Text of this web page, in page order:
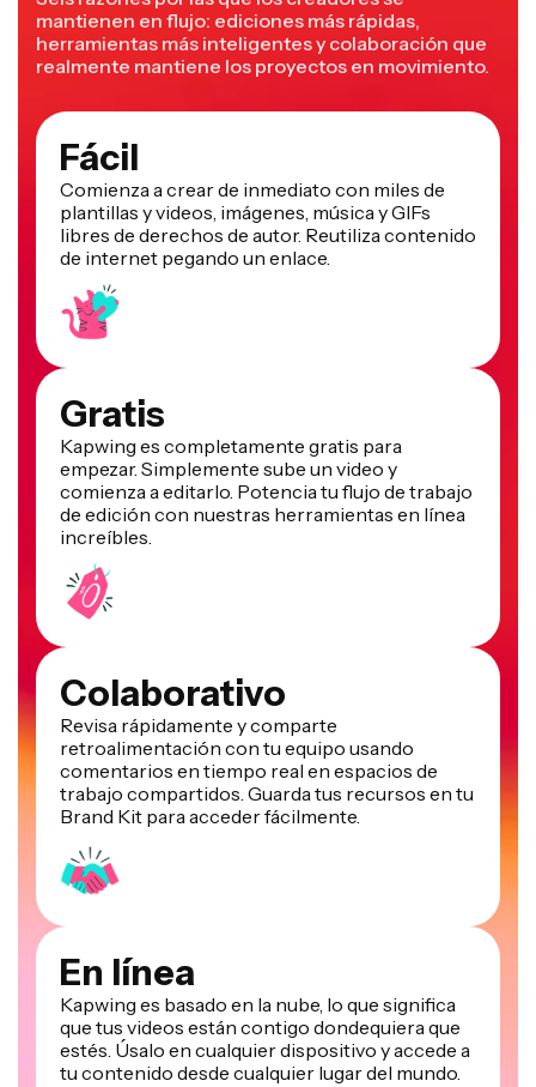
mantienen en flujo: ediciones más rápidas,
herramientas más inteligentes y colaboración que
realmente mantiene los proyectos en movimiento.
Fácil
Comienza a crear de inmediato con miles de
plantillas y videos, imágenes, música y GIFs
libres de derechos de autor. Reutiliza contenido
de internet pegando un enlace.
Gratis
Kapwing es completamente gratis para
empezar. Simplemente sube un video y
comienza a editarlo. Potencia tu flujo de trabajo
de edición con nuestras herramientas en línea
increíbles.
Colaborativo
Revisa rápidamente y comparte
retroalimentación con tu equipo usando
comentarios en tiempo real en espacios de
trabajo compartidos. Guarda tus recursos en tu
Brand Kit para acceder fácilmente.
En línea
Kapwing es basado en la nube, lo que significa
que tus videos están contigo dondequiera que
estés. Úsalo en cualquier dispositivo y accede a
tu contenido desde cualquier lugar del mundo.